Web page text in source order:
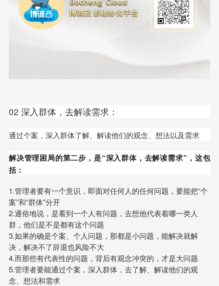
02 深入群体，去解读需求：
通过个案，深入群体了解、解读他们的观念、想法以及需求
解决管理困局的第二步，是“深入群体，去解读需求”，这包
括：
1.管理者要有一个意识，即面对任何人的任何问题，要能把“个
案”和“群体”分开
2.通俗地说，是看到一个人有问题，去想他代表着哪一类人
群，他们是不是都有这个问题
3.如果的确是个案、个人问题，那都是小问题，能解决就解
决，解决不了辞退也风险不大
4.而那些有代表性的问题，背后有观念冲突的，才是大问题
5.管理者要能通过个案，深入群体，去了解、解读他们的观
念、想法和需求